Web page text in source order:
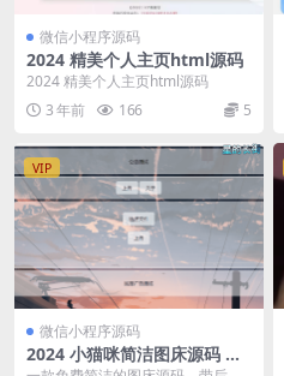
微信小程序源码
2024 精美个人主页html源码
2024 精美个人主页html源码
3 年前
166 5
VIP
微信小程序源码
2024 小猫咪简洁图床源码 二